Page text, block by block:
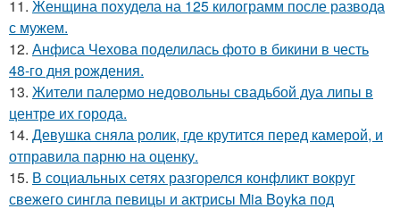
11. Женщина похудела на 125 килограмм после развода
с мужем.
12. Анфиса Чехова поделилась фото в бикини в честь
48-го дня рождения.
13. Жители палермо недовольны свадьбой дуа липы в
центре их города.
14. Девушка сняла ролик, где крутится перед камерой, и
отправила парню на оценку.
15. В социальных сетях разгорелся конфликт вокруг
свежего сингла певицы и актрисы Mia Boyka под